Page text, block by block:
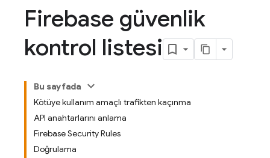
Firebase güvenlik
kontrol listesi
Bu sayfada
Kötüye kullanım amaçlı trafikten kaçınma
API anahtarlarını anlama
Firebase Security Rules
Doğrulama